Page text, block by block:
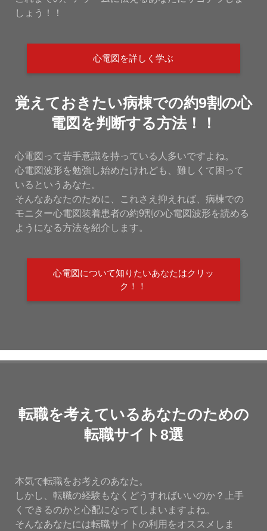
しょう！！
心電図を詳しく学ぶ
覚えておきたい病棟での約9割の心
電図を判断する方法！！
心電図って苦手意識を持っている人多いですよね。
心電図波形を勉強し始めたけれども、難しくて困って
いるというあなた。
そんなあなたのために、これさえ抑えれば、病棟での
モニター心電図装着患者の約9割の心電図波形を読める
ようになる方法を紹介します。
心電図について知りたいあなたはクリッ
ク！！
転職を考えているあなたのための
転職サイト8選
本気で転職をお考えのあなた。
しかし、転職の経験もなくどうすればいいのか？上手
くできるのかと心配になってしまいますよね。
そんなあなたには転職サイトの利用をオススメしま